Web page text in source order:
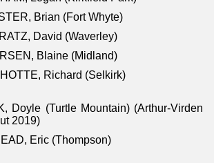
Brian (Fort Whyte)
David (Waverley)
Blaine (Midland)
Richard (Selkirk)
Doyle (Turtle Mountain) (Arthur-Virden
2019)
Eric (Thompson)